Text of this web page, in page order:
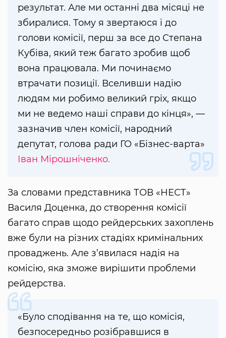
результат. Але ми останні два місяці не
збиралися. Тому я звертаюся і до
голови комісії, перш за все до Степана
Кубіва, який теж багато зробив щоб
вона працювала. Ми починаємо
втрачати позиції. Вселивши надію
людям ми робимо великий гріх, якщо
ми не ведемо наші справи до кінця», —
зазначив член комісії, народний
депутат, голова ради ГО «Бізнес-варта»
Іван Мірошніченко.
За словами представника ТОВ «НЕСТ»
Василя Доценка, до створення комісії
багато справ щодо рейдерських захоплень
вже були на різних стадіях кримінальних
проваджень. Але з’явилася надія на
комісію, яка зможе вирішити проблеми
рейдерства.
«Було сподівання на те, що комісія,
безпосередньо розібравшися в